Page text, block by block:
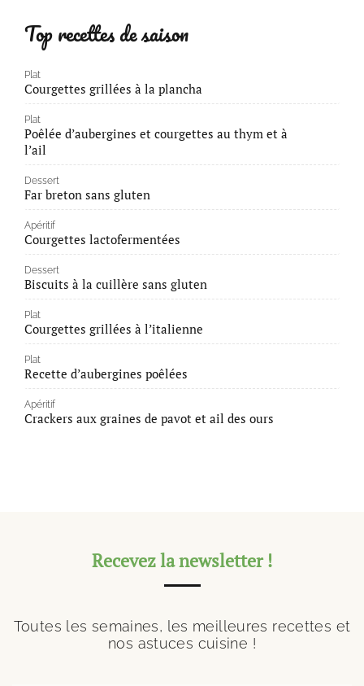
Top recettes de saison
Plat
Courgettes grillées à la plancha
Plat
Poêlée d’aubergines et courgettes au thym et à
l’ail
Dessert
Far breton sans gluten
Apéritif
Courgettes lactofermentées
Dessert
Biscuits à la cuillère sans gluten
Plat
Courgettes grillées à l’italienne
Plat
Recette d’aubergines poêlées
Apéritif
Crackers aux graines de pavot et ail des ours
Recevez la newsletter !
Toutes les semaines, les meilleures recettes et
nos astuces cuisine !